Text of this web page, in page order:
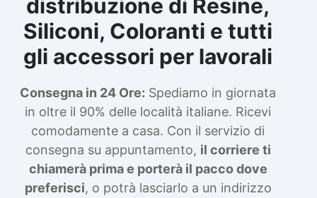
distribuzione di Resine,
Siliconi, Coloranti e tutti
gli accessori per lavorali
Consegna in 24 Ore: Spediamo in giornata
in oltre il 90% delle località italiane. Ricevi
comodamente a casa. Con il servizio di
consegna su appuntamento, il corriere ti
chiamerà prima e porterà il pacco dove
preferisci, o potrà lasciarlo a un indirizzo